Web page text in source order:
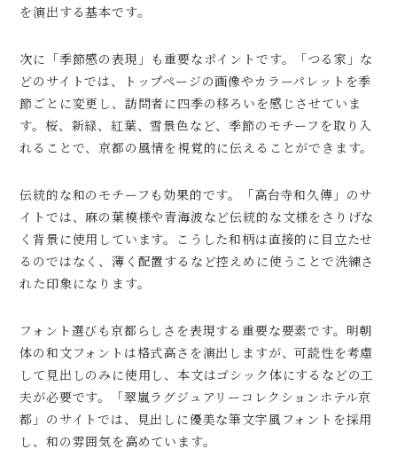
を演出する基本です。
次に「季節感の表現」も重要なポイントです。「つる家」な
どのサイトでは、トップページの画像やカラーパレットを季
節ごとに変更し、訪問者に四季の移ろいを感じさせていま
す。桜、新緑、紅葉、雪景色など、季節のモチーフを取り入
れることで、京都の風情を視覚的に伝えることができます。
伝統的な和のモチーフも効果的です。「高台寺和久傳」のサ
イトでは、麻の葉模様や青海波など伝統的な文様をさりげな
く背景に使用しています。こうした和柄は直接的に目立たせ
るのではなく、薄く配置するなど控えめに使うことで洗練さ
れた印象になります。
フォント選びも京都らしさを表現する重要な要素です。明朝
体の和文フォントは格式高さを演出しますが、可読性を考慮
して見出しのみに使用し、本文はゴシック体にするなどの工
夫が必要です。「翠嵐ラグジュアリーコレクションホテル京
都」のサイトでは、見出しに優美な筆文字風フォントを採用
し、和の雰囲気を高めています。